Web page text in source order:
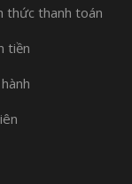
thức thanh toán
tiền